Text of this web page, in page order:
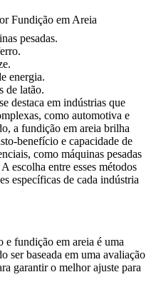
Fundição em Areia
pesadas.
energia.
de latão.
destaca em indústrias que
como automotiva e
a fundição em areia brilha
benefício e capacidade de
como máquinas pesadas
escolha entre esses métodos
específicas de cada indústria
e fundição em areia é uma
ser baseada em uma avaliação
garantir o melhor ajuste para